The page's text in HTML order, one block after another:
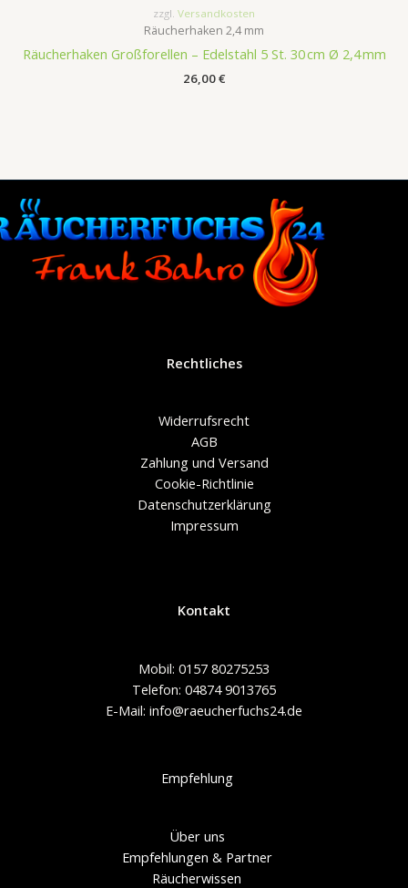
zzgl. Versandkosten
Räucherhaken 2,4 mm
Räucherhaken Großforellen – Edelstahl 5 St. 30 cm Ø 2,4 mm
26,00€
Rechtliches
Widerrufsrecht
AGB
Zahlung und Versand
Cookie-Richtlinie
Datenschutzerklärung
Impressum
Kontakt
Mobil: 0157 80275253
Telefon: 04874 9013765
E-Mail: info@raeucherfuchs24.de
Empfehlung
Über uns
Empfehlungen & Partner
Räucherwissen